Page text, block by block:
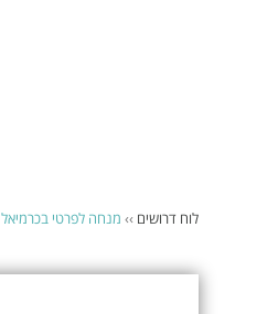
לוח דרושים ›› מנחה לפרטי בכרמיאל